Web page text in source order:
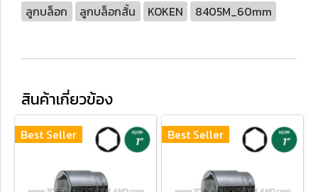
ลูกบล็อก ลูกบล็อกสั้น KOKEN 8405M_60mm
สินค้าเกี่ยวข้อง
Best Seller Best Seller